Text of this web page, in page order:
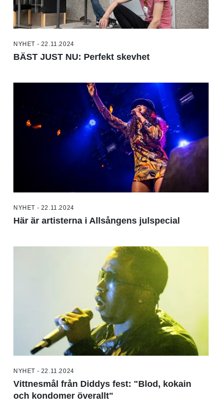
NYHET - 22.11.2024
BÄST JUST NU: Perfekt skevhet
NYHET - 22.11.2024
Här är artisterna i Allsångens julspecial
NYHET - 22.11.2024
Vittnesmål från Diddys fest: "Blod, kokain
och kondomer överallt"